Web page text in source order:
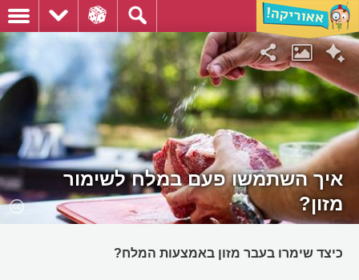
איך השתמשו פעם במלח לשימור
מזון?
כיצד שימרו בעבר מזון באמצעות המלח?